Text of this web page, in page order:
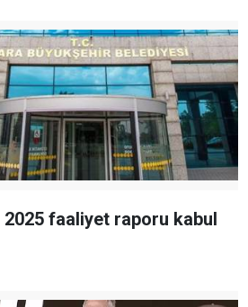
2025 faaliyet raporu kabul